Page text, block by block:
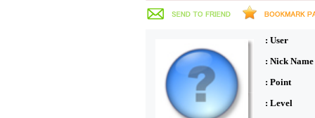
: User
: Nick Name
: Point
: Level